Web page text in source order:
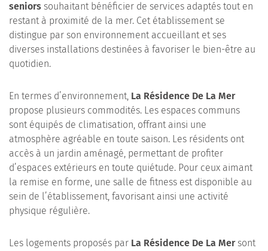
seniors souhaitant bénéficier de services adaptés tout en
restant à proximité de la mer. Cet établissement se
distingue par son environnement accueillant et ses
diverses installations destinées à favoriser le bien-être au
quotidien.
En termes d’environnement, La Résidence De La Mer
propose plusieurs commodités. Les espaces communs
sont équipés de climatisation, offrant ainsi une
atmosphère agréable en toute saison. Les résidents ont
accès à un jardin aménagé, permettant de profiter
d’espaces extérieurs en toute quiétude. Pour ceux aimant
la remise en forme, une salle de fitness est disponible au
sein de l’établissement, favorisant ainsi une activité
physique régulière.
Les logements proposés par La Résidence De La Mersont